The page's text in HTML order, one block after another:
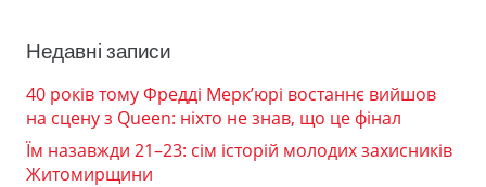
Недавні записи
40 років тому Фредді Мерк’юрі востаннє вийшов
на сцену з Queen: ніхто не знав, що це фінал
Їм назавжди 21–23: сім історій молодих захисників
Житомирщини